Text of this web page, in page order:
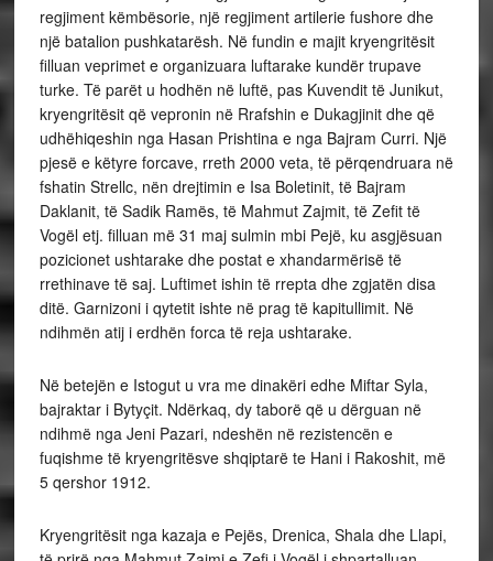
regjiment këmbësorie, një regjiment artilerie fushore dhe
një batalion pushkatarësh. Në fundin e majit kryengritësit
filluan veprimet e organizuara luftarake kundër trupave
turke. Të parët u hodhën në luftë, pas Kuvendit të Junikut,
kryengritësit që vepronin në Rrafshin e Dukagjinit dhe që
udhëhiqeshin nga Hasan Prishtina e nga Bajram Curri. Një
pjesë e këtyre forcave, rreth 2000 veta, të përqendruara në
fshatin Strellc, nën drejtimin e Isa Boletinit, të Bajram
Daklanit, të Sadik Ramës, të Mahmut Zajmit, të Zefit të
Vogël etj. filluan më 31 maj sulmin mbi Pejë, ku asgjësuan
pozicionet ushtarake dhe postat e xhandarmërisë të
rrethinave të saj. Luftimet ishin të rrepta dhe zgjatën disa
ditë. Garnizoni i qytetit ishte në prag të kapitullimit. Në
ndihmën atij i erdhën forca të reja ushtarake.
Në betejën e Istogut u vra me dinakëri edhe Miftar Syla,
bajraktar i Bytyçit. Ndërkaq, dy taborë që u dërguan në
ndihmë nga Jeni Pazari, ndeshën në rezistencën e
fuqishme të kryengritësve shqiptarë te Hani i Rakoshit, më
5 qershor 1912.
Kryengritësit nga kazaja e Pejës, Drenica, Shala dhe Llapi,